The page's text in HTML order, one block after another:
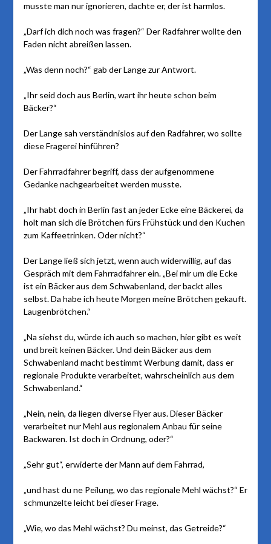
musste man nur ignorieren, dachte er, der ist harmlos.
„Darf ich dich noch was fragen?“ Der Radfahrer wollte den
Faden nicht abreißen lassen.
„Was denn noch?“ gab der Lange zur Antwort.
„Ihr seid doch aus Berlin, wart ihr heute schon beim
Bäcker?“
Der Lange sah verständnislos auf den Radfahrer, wo sollte
diese Fragerei hinführen?
Der Fahrradfahrer begriff, dass der aufgenommene
Gedanke nachgearbeitet werden musste.
„Ihr habt doch in Berlin fast an jeder Ecke eine Bäckerei, da
holt man sich die Brötchen fürs Frühstück und den Kuchen
zum Kaffeetrinken. Oder nicht?“
Der Lange ließ sich jetzt, wenn auch widerwillig, auf das
Gespräch mit dem Fahrradfahrer ein. „Bei mir um die Ecke
ist ein Bäcker aus dem Schwabenland, der backt alles
selbst. Da habe ich heute Morgen meine Brötchen gekauft.
Laugenbrötchen.“
„Na siehst du, würde ich auch so machen, hier gibt es weit
und breit keinen Bäcker. Und dein Bäcker aus dem
Schwabenland macht bestimmt Werbung damit, dass er
regionale Produkte verarbeitet, wahrscheinlich aus dem
Schwabenland.“
„Nein, nein, da liegen diverse Flyer aus. Dieser Bäcker
verarbeitet nur Mehl aus regionalem Anbau für seine
Backwaren. Ist doch in Ordnung, oder?“
„Sehr gut“, erwiderte der Mann auf dem Fahrrad,
„und hast du ne Peilung, wo das regionale Mehl wächst?“ Er
schmunzelte leicht bei dieser Frage.
„Wie, wo das Mehl wächst? Du meinst, das Getreide?“